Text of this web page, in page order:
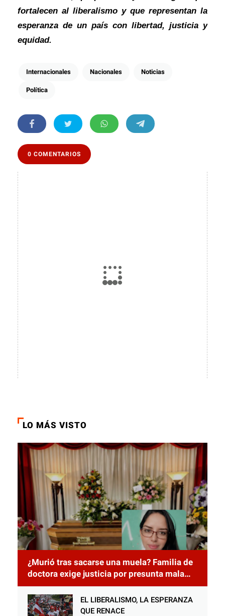
fortalecen al liberalismo y que representan la
esperanza de un país con libertad, justicia y
equidad.
Internacionales Nacionales Noticias
Política
0 COMENTARIOS
LO MÁS VISTO
¿Murió tras sacarse una muela? Familia de
doctora exige justicia por presunta mala
práctica odontológica
EL LIBERALISMO, LA ESPERANZA
QUE RENACE